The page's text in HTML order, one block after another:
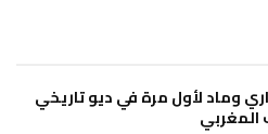
وماد لأول مرة في ديو تاريخي
المغربي